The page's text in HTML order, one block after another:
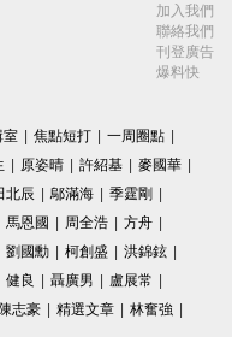
加入我們
聯絡我們
刊登廣告
爆料快
室 | 焦點短打 | 一周圈點 |
| 原姿晴 | 許紹基 | 麥國華 |
北辰 | 鄔滿海 | 季霆剛 |
馬恩國 | 周全浩 | 方舟 |
劉國勳 | 柯創盛 | 洪錦鉉 |
健良 | 聶廣男 | 盧展常 |
志豪 | 精選文章 | 林奮強 |